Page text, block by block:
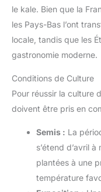
le kale. Bien que la
les Pays-Bas l’ont
locale, tandis que les
gastronomie moderne.
Conditions de Culture
Pour réussir la culture
doivent être pris en
Semis : La
s’étend d’avril
plantées à une
température